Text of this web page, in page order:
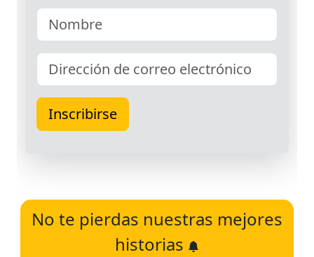
No te pierdas nuestras mejores
historias